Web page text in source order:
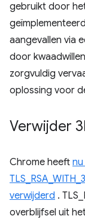
gebruikt door
aangevallen via
door
zorgvuldig
oplossing voor
Verwijder
Chrome heeft
verwijderd .
overblijfsel uit